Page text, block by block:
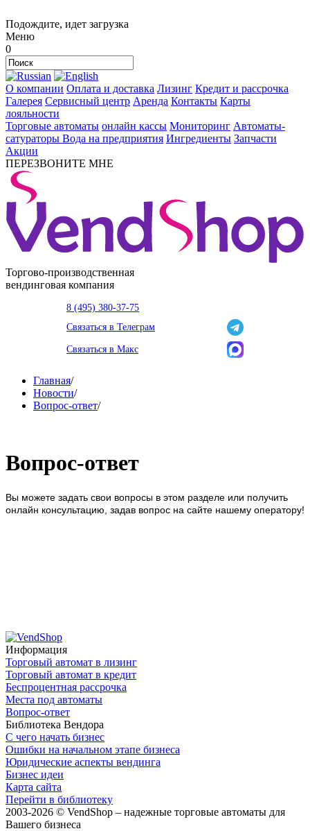
Подождите, идет загрузка
Меню
0
О компании Оплата и доставка Лизинг Кредит и рассрочка
Галерея Сервисный центр Аренда Контакты Карты
лояльности
Торговые автоматы онлайн кассы Мониторинг Автоматы-
сатураторы Вода на предприятия Ингредиенты Запчасти
Акции
ПЕРЕЗВОНИТЕ МНЕ
Торгово-производственная
вендинговая компания
8 (495) 380-37-75
Связаться в Телеграм
Связаться в Макс
Главная/
Новости/
Вопрос-ответ/
Вопрос-ответ
Вы можете задать свои вопросы в этом разделе или получить
онлайн консультацию, задав вопрос на сайте нашему оператору!
Информация
Торговый автомат в лизинг
Торговый автомат в кредит
Беспроцентная рассрочка
Места под автоматы
Вопрос-ответ
Библиотека Вендора
С чего начать бизнес
Ошибки на начальном этапе бизнеса
Юридические аспекты вендинга
Бизнес идеи
Карта сайта
Перейти в библиотеку
2003-2026 © VendShop – надежные торговые автоматы для
Вашего бизнеса